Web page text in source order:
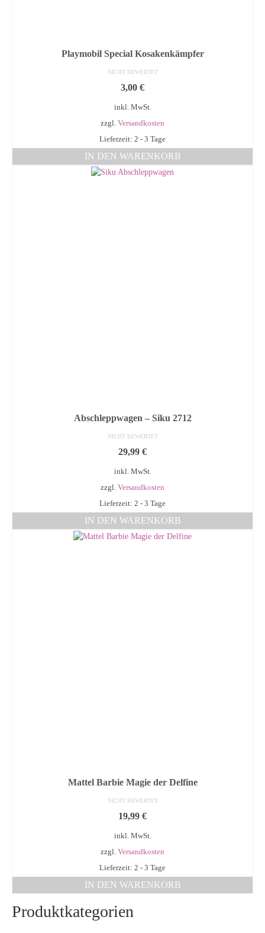
Playmobil Special Kosakenkämpfer
NICHT BEWERTET
3,00 €
inkl. MwSt.
zzgl. Versandkosten
Lieferzeit: 2 - 3 Tage
IN DEN WARENKORB
Abschleppwagen – Siku 2712
NICHT BEWERTET
29,99 €
inkl. MwSt.
zzgl. Versandkosten
Lieferzeit: 2 - 3 Tage
IN DEN WARENKORB
Mattel Barbie Magie der Delfine
NICHT BEWERTET
19,99 €
inkl. MwSt.
zzgl. Versandkosten
Lieferzeit: 2 - 3 Tage
IN DEN WARENKORB
Produktkategorien